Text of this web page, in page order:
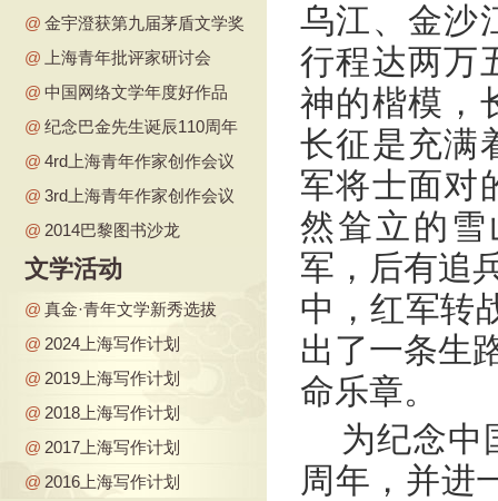
@ 金宇澄获第九届茅盾文学奖
@
上海青年批评家研讨会
@ 中国网络文学年度好作品
@ 纪念巴金先生诞辰110周年
@ 4rd上海青年作家创作会议
@ 3rd上海青年作家创作会议
@ 2014巴黎图书沙龙
文学活动
@ 真金·青年文学新秀选拔
@ 2024上海写作计划
@ 2019上海写作计划
@ 2018上海写作计划
@ 2017上海写作计划
@ 2016上海写作计划
乌江、金沙
行程达两万
神的楷模，
长征是充满
军将士面对
然耸立的
军，后有追
中，红军转
出了一条生
命乐章。
为纪念中
周年，并进